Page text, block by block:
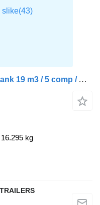
Renault Premium 300 6x2 fuel tank 19 m3 / 5 comp / ADR 31/08/24
16.295 kg